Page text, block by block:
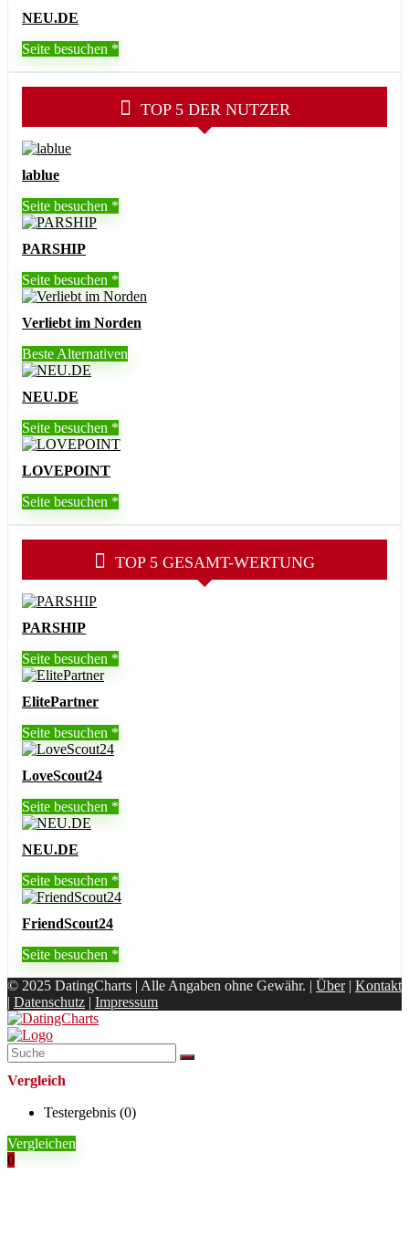
NEU.DE
Seite besuchen
TOP 5 DER NUTZER
lablue
Seite besuchen
PARSHIP
Seite besuchen
Verliebt im Norden
Beste Alternativen
NEU.DE
Seite besuchen
LOVEPOINT
Seite besuchen
TOP 5 GESAMT-WERTUNG
PARSHIP
Seite besuchen
ElitePartner
Seite besuchen
LoveScout24
Seite besuchen
NEU.DE
Seite besuchen
FriendScout24
Seite besuchen
© 2025 DatingCharts | Alle Angaben ohne Gewähr. | Über| Kontakt
| Datenschutz | Impressum
Vergleich
Testergebnis (0)
Vergleichen
0